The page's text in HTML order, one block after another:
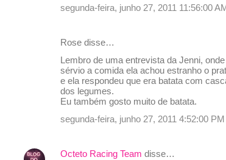
segunda-feira, junho 27, 2011 11:56:00
Rose disse…
Lembro de uma entrevista da Jenni,
sérvio a comida ela achou estranho o
e ela respondeu que era batata com
dos legumes.
Eu também gosto muito de batata.
segunda-feira, junho 27, 2011 4:52:00 PM
Octeto Racing Team disse…